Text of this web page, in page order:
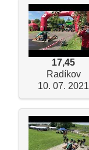
17,45
Radíkov
10. 07. 2021